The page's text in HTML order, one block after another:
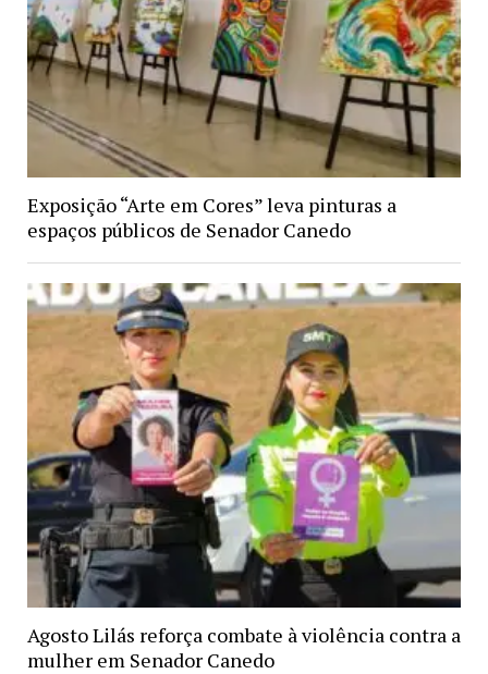
Exposição “Arte em Cores” leva pinturas a
espaços públicos de Senador Canedo
Agosto Lilás reforça combate à violência contra a
mulher em Senador Canedo